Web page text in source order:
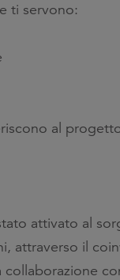
ti servono:
al
attivato al
attraverso il